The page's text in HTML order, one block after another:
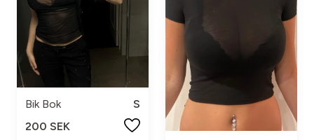
Bik Bok
S
200 SEK